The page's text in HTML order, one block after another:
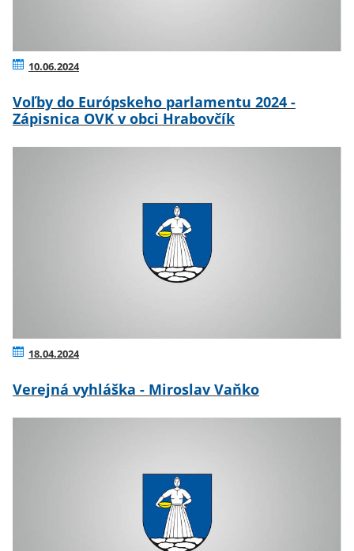
10.06.2024
Voľby do Európskeho parlamentu 2024 -
Zápisnica OVK v obci Hrabovčík
18.04.2024
Verejná vyhláška - Miroslav Vaňko